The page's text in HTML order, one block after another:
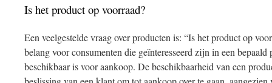
Is het product op voorraad?
Een veelgestelde vraag over producten is: “Is het product op
belang voor consumenten die geïnteresseerd zijn in een
beschikbaar is voor aankoop. De beschikbaarheid van een